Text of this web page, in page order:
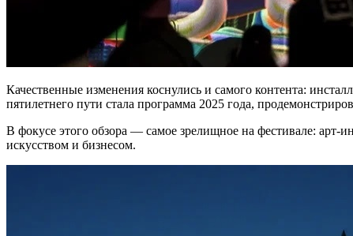
Качественные изменения коснулись и самого контента:
пятилетнего пути стала программа 2025 года,
В фокусе этого обзора — самое зрелищное на фестивале:
искусством и бизнесом.